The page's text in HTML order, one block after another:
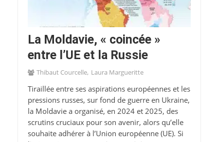
La Moldavie, « coincée »
entre l’UE et la Russie
Thibaut Courcelle Laura Margueritte
Tiraillée entre ses aspirations européennes et les
pressions russes, sur fond de guerre en Ukraine,
la Moldavie a organisé, en 2024 et 2025, des
scrutins cruciaux pour son avenir, alors qu’elle
souhaite adhérer à l’Union européenne (UE). Si